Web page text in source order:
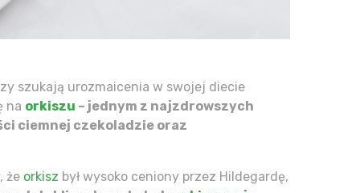
szukają urozmaicenia w swojej diecie
na orkiszu – jednym z najzdrowszych
ciemnej czekoladzie oraz
że orkisz był wysoko ceniony przez Hildegardę,